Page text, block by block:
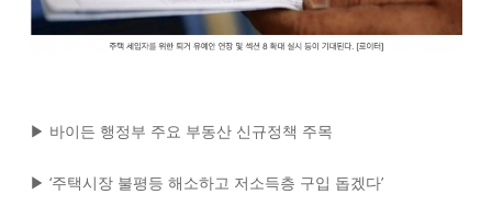
▶ 바이든 행정부 주요 부동산 신규정책 주목
▶ ‘주택시장 불평등 해소하고 저소득층 구입 돕겠다’